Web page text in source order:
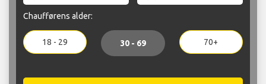
Chaufførens alder:
18 - 29 30 - 69 70+